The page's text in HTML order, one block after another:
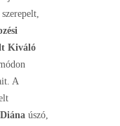
Kiváló
A
úszó,